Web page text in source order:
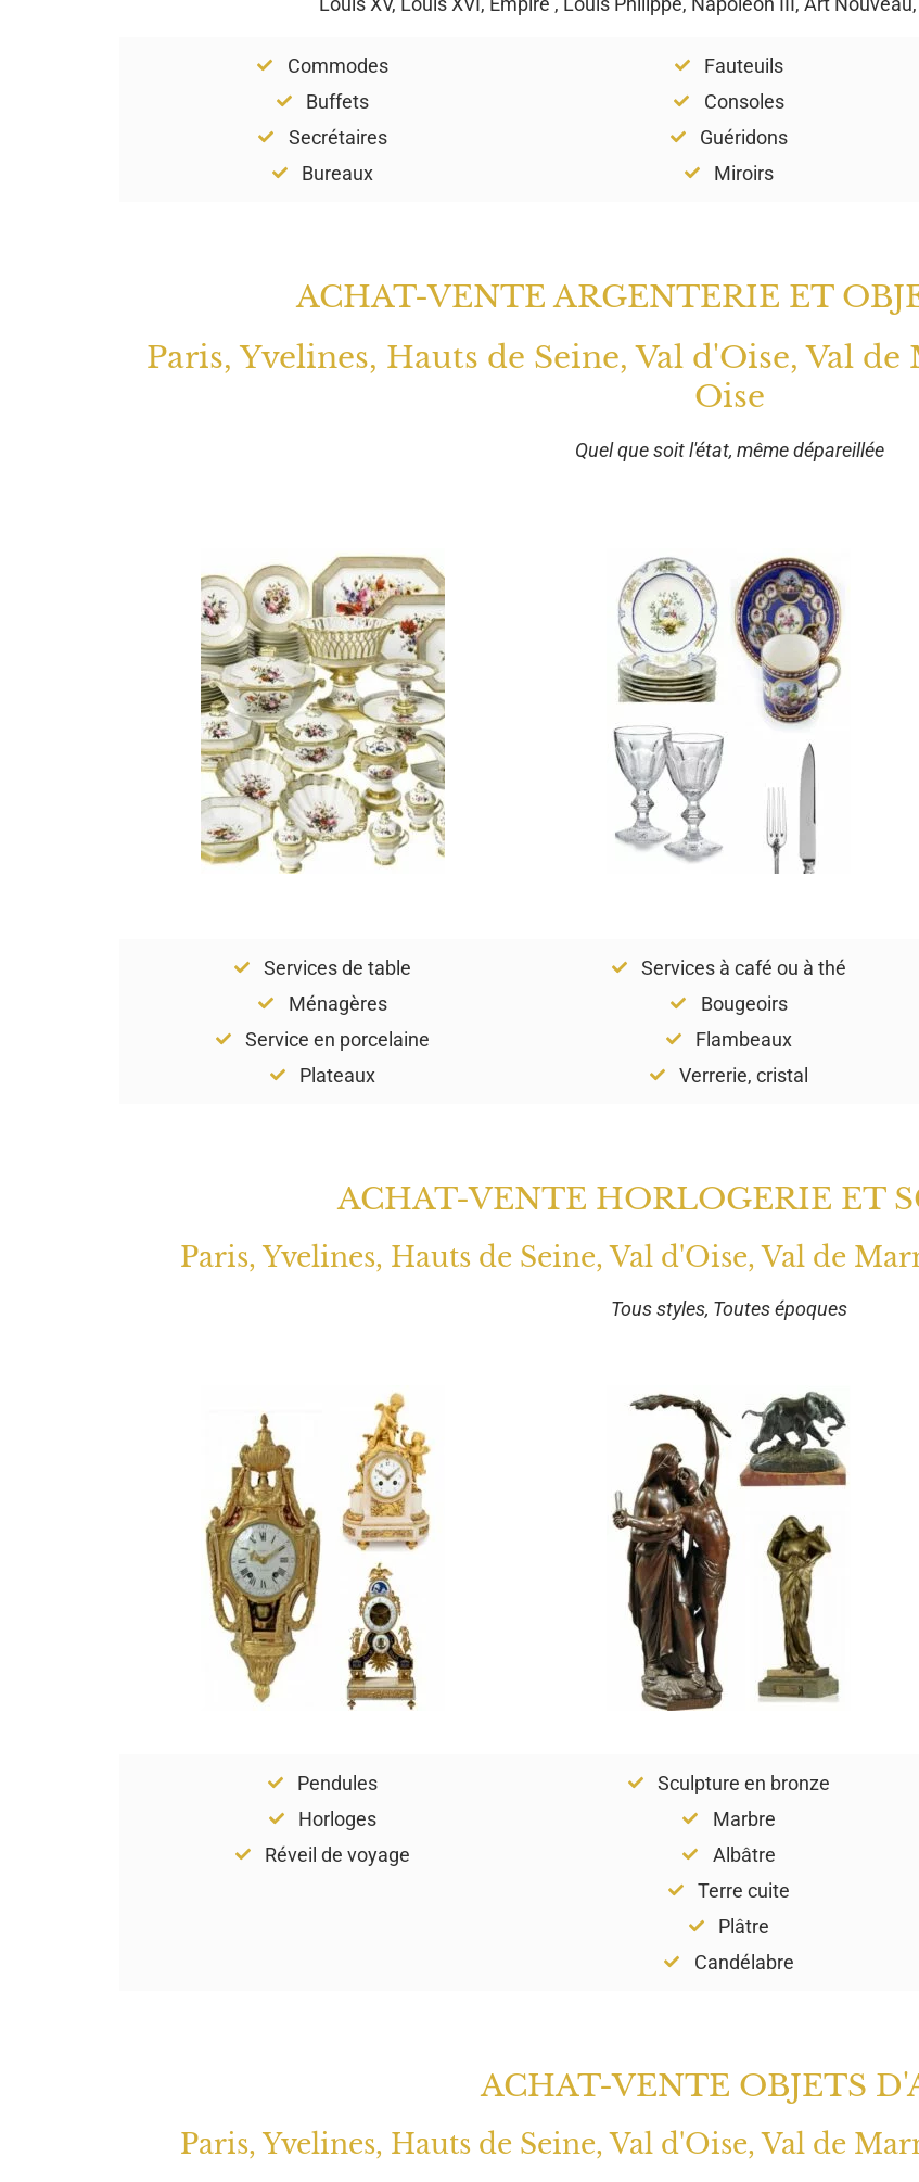
Commodes
Buffets
Secrétaires
Bureaux
Fauteuils
Consoles
Guéridons
Miroirs
ACHAT-VENTE ARGENTERIE ET
Paris, Yvelines, Hauts de Seine, Val d'Oise, Val
Oise
Quel que soit l'état, même dépareillée
Services de table
Ménagères
Service en porcelaine
Plateaux
Services à café ou à thé
Bougeoirs
Flambeaux
Verrerie, cristal
ACHAT-VENTE HORLOGERIE ET
Paris, Yvelines, Hauts de Seine, Val d'Oise, Val de
Tous styles, Toutes époques
Pendules
Horloges
Réveil de voyage
Sculpture en bronze
Marbre
Albâtre
Terre cuite
Plâtre
Candélabre
ACHAT-VENTE OBJETS
Paris, Yvelines, Hauts de Seine, Val d'Oise, Val de